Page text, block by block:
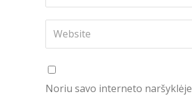
Noriu savo interneto naršyklėje